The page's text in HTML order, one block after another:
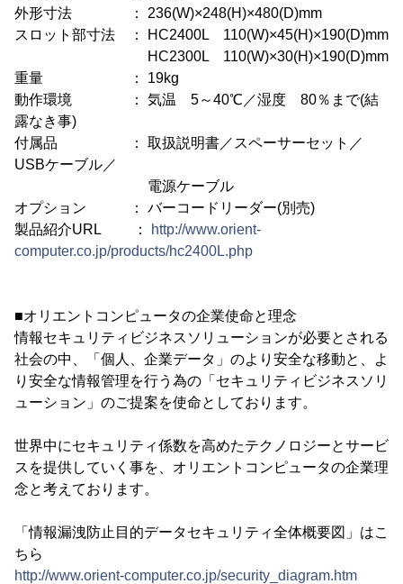
外形寸法 ： 236(W)×248(H)×480(D)mm
スロット部寸法 ： HC2400L 110(W)×45(H)×190(D)mm
HC2300L 110(W)×30(H)×190(D)mm
重量 ： 19kg
動作環境 ： 気温 5～40℃／湿度 80％まで(結
露なき事)
付属品 ： 取扱説明書／スペーサーセット／
USBケーブル／
電源ケーブル
オプション ： バーコードリーダー(別売)
製品紹介URL ：
http://www.orient-
computer.co.jp/products/hc2400L.php
■オリエントコンピュータの企業使命と理念
情報セキュリティビジネスソリューションが必要とされる
社会の中、「個人、企業データ」のより安全な移動と、よ
り安全な情報管理を行う為の「セキュリティビジネスソリ
ューション」のご提案を使命としております。
世界中にセキュリティ係数を高めたテクノロジーとサービ
スを提供していく事を、オリエントコンピュータの企業理
念と考えております。
「情報漏洩防止目的データセキュリティ全体概要図」はこ
ちら
http://www.orient-computer.co.jp/security_diagram.htm